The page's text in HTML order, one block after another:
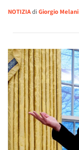
NOTIZIAdi Giorgio Melani